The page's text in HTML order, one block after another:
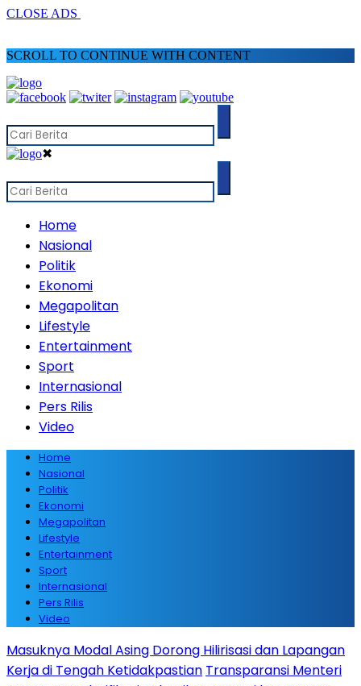
CLOSE ADS
SCROLL TO CONTINUE WITH CONTENT
✖
Home
Nasional
Politik
Ekonomi
Megapolitan
Lifestyle
Entertainment
Sport
Internasional
Pers Rilis
Video
Home
Nasional
Politik
Ekonomi
Megapolitan
Lifestyle
Entertainment
Sport
Internasional
Pers Rilis
Video
Masuknya Modal Asing Dorong Hilirisasi dan Lapangan
Kerja di Tengah Ketidakpastian Transparansi Menteri